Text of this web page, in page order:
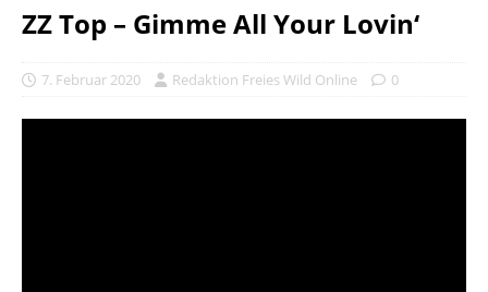
ZZ Top – Gimme All Your Lovin‘
7. Februar 2020 Redaktion Freies Wild Online 0